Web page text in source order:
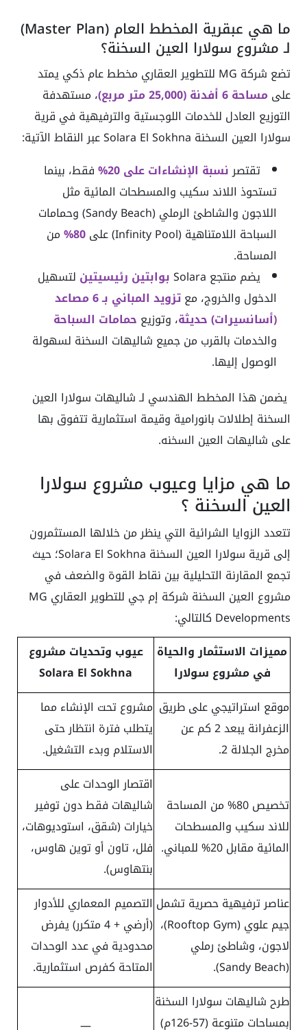
ما هي عبقرية المخطط العام (Master Plan)
لـ مشروع سولارا العين السخنة؟
تضع شركة MG للتطوير العقاري مخطط عام ذكي يمتد
على مساحة 6 أفدنة (25,000 متر مربع)
، مستهدفة
التوزيع العادل للخدمات اللوجستية والترفيهية في قرية
سولارا العين السخنة Solara El Sokhna عبر النقاط الآتية:
تقتصرنسبة الإنشاءات على 20%
فقط، بينما
تستحوذ اللاند سكيب والمسطحات المائية مثل
اللاجون والشاطئ الرملي (Sandy Beach) وحمامات
السباحة اللامتناهية (Infinity Pool) على
80%
من
المساحة.
يضم منتجع Solara
بوابتين رئيسيتين لتسهيل
الدخول والخروج، مع
تزويد المباني بـ 6 مصاعد
(أسانسيرات) حديثة، وتوزيع حمامات السباحة
والخدمات بالقرب من جميع شاليهات السخنة لسهولة
الوصول إليها.
يضمن هذا المخطط الهندسي لـ شاليهات سولارا العين
السخنة إطلالات بانورامية وقيمة استثمارية تتفوق بها
على شاليهات العين السخنه.
ما هي مزايا وعيوب مشروع سولارا
العين السخنة ؟
تتعدد الزوايا الشرائية التي ينظر من خلالها المستثمرون
إلى قرية سولارا العين السخنة Solara El Sokhna؛ حيث
تجمع المقارنة التحليلية بين نقاط القوة والضعف في
مشروع العين السخنة شركة إم جي للتطوير العقاري MG
Developments كالتالي:
مميزات الاستثمار والحياة
في مشروع سولارا
عيوب وتحديات مشروع
Solara El Sokhna
موقع استراتيجي على طريق
الزعفرانة يبعد 2 كم عن
مخرج الجلالة 2.
مشروع تحت الإنشاء مما
يتطلب فترة انتظار حتى
الاستلام وبدء التشغيل.
تخصيص 80% من المساحة
للاند سكيب والمسطحات
المائية مقابل 20% للمباني.
اقتصار الوحدات على
شاليهات فقط دون توفير
خيارات (شقق، استوديوهات،
فلل، تاون أو توين هاوس،
بنتهاوس).
عناصر ترفيهية حصرية تشمل
جيم علوي (Rooftop Gym)،
لاجون، وشاطئ رملي
(Sandy Beach).
التصميم المعماري للأدوار
(أرضي + 4 متكرر) يفرض
محدودية في عدد الوحدات
المتاحة كفرص استثمارية.
طرح شاليهات سولارا السخنة
بمساحات متنوعة (57-126م)
—